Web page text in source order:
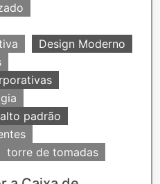
Design Moderno
padrão
torre de tomadas